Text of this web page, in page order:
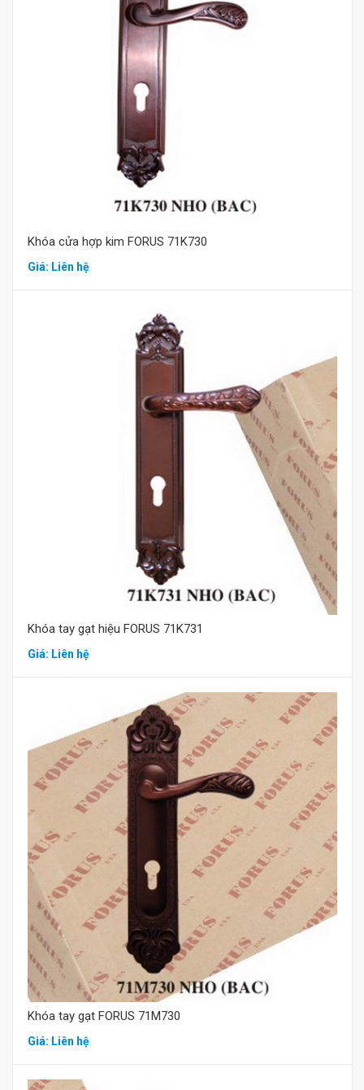
Mua hàng
Khóa cửa hợp kim FORUS 71K730
Giá: Liên hệ
Khóa tay gạt hiệu FORUS 71K731
Giá: Liên hệ
Mua hàng
Khóa tay gạt FORUS 71M730
Giá: Liên hệ